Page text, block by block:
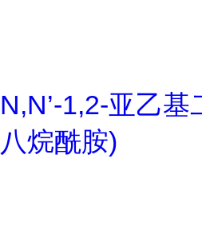
N,N’-1,2-亚乙
八烷酰胺)